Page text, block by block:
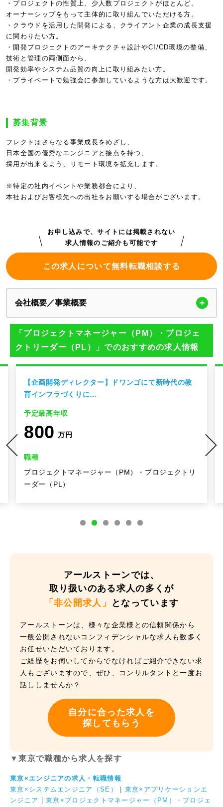
・プロジェクトの性質上、少人数プロジェクトがほとんど。
オーナーシップをもって主体的に取り組んでいただける方。
・クラウドを活用した開発による、クライアント企業の成長支援
に関わりたい方。
・開発プロジェクトのアーキテクチャ設計やCI/CD環境の整備、
技術と管理の両側面から、
開発効率やシステム品質の向上に取り組みたい方。
・プライベートで勉強会に参加しているような方は大歓迎です。
募集背景
フレクトはさらなる事業成長をめざし、
日本全国の優秀なエンジニアと接点を持つ、
採用が出来るよう、リモート環境を拡充します。
※特定の社内イベントや業務都合により、
本社およびお客様先への出社をお願いする場合がございます。
お申し込みで、サイトには掲載されない
求人情報のご紹介も可能です
この求人について無料転職相談する
会社概要／事業概要
「プロジェクトマネージャー（PM）・プロジェ
クトリーダー（PL）」でのおすすめの求人情報
【企画開発ディレクター】ドワンゴにて新時代の教
育インフラづくりに…
予定最高年収
800 万円
職種
プロジェクトマネージャー（PM）・プロジェクトリ
ーダー（PL）
アールストーンでは、
取り扱いのある求人の多くが
「非公開求人」
となっています
アールストーンは、様々な企業様との信頼関係から
一般公開されないコンフィデンシャルな求人も数多く
お任せいただいております。
ご経歴をお伺いしてからでなければご紹介できない求
人もございますので、ぜひ、コンサルタントと一度お
話ししませんか？
自分に合った求人を
探してもらう
▼東京で職種から求人を探す
東京×エンジニアの求人・転職情報
東京×システムエンジニア（SE）
東京×アプリケーションエ
ンジニア
|東京×プロジェクトマネージャー（PM）・プロジェ